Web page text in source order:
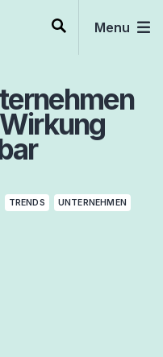
Menu
TRENDS UNTERNEHMEN